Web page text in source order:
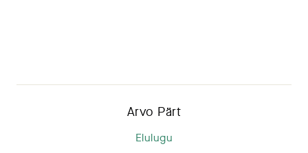
Arvo Pärt
Elulugu